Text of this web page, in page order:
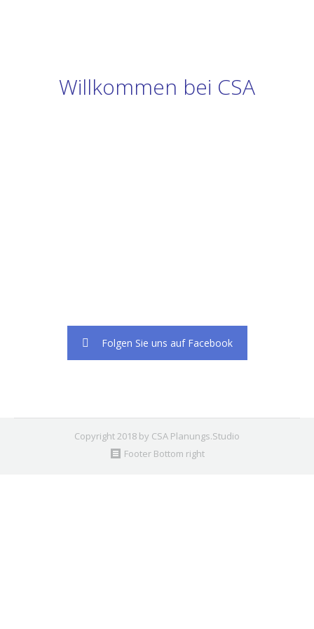
Willkommen bei CSA
Folgen Sie uns auf Facebook
Copyright 2018 by CSA Planungs.Studio
Footer Bottom right